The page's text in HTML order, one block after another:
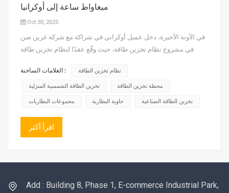
ميغاواط ساعة إلى أوكرانيا
Oct 30, 2025
في الآونة الأخيرة، دخل عميل أوكراني في شراكة مع شركة غرين صن
في مشروع نظام تخزين طاقة، حيث وقّع عقدًا لنظام تخزين طاقة
أساسي لتخفيف ذروة الطلب على الطاقة وتلبية احتياجات الطاقة في
العلامات الساخنة : نظام تخزين الطاقة
تخزين الطاقة الشمسية المنزلية محطة تخزين الطاقة
مجموعات البطاريات حاوية البطارية تخزين الطاقة الصناعية
اقرأ أكثر
Add : Building 8, Phase 1, E-commerce Industrial Park,